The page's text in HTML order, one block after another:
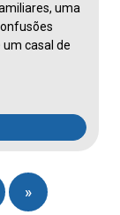
uma
casal de
»